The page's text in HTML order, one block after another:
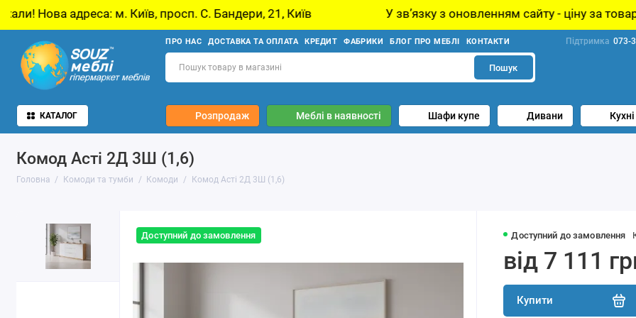
м. Київ, просп. С. Бандери, 21, Київ У звʼязку з оновленням сайту - ціну за товар уточнюйте у
ПРО НАС ДОСТАВКА ТА ОПЛАТА КРЕДИТ ФАБРИКИ БЛОГ ПРО МЕБЛІ КОНТАКТИ Підтримка 073-
Пошук
КАТАЛОГ Розпродаж Меблі в наявності Шафи купе Дивани Кухні
Комод Асті 2Д 3Ш (1,6)
Головна Комоди та тумби Комоди Комод Асті 2Д 3Ш (1,6)
Доступний до замовлення Доступний до замовлення
від 7 111
Купити